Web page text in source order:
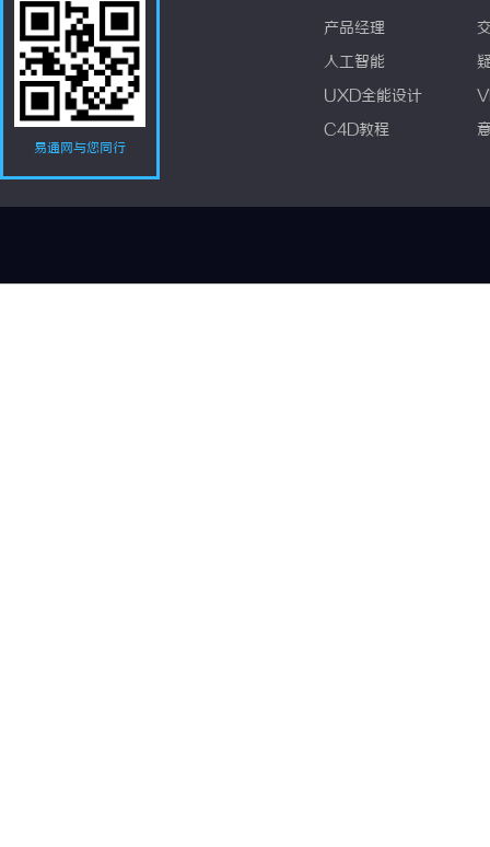
易通网与您同行
产品经理
人工智能
UXD全能设计
C4D教程